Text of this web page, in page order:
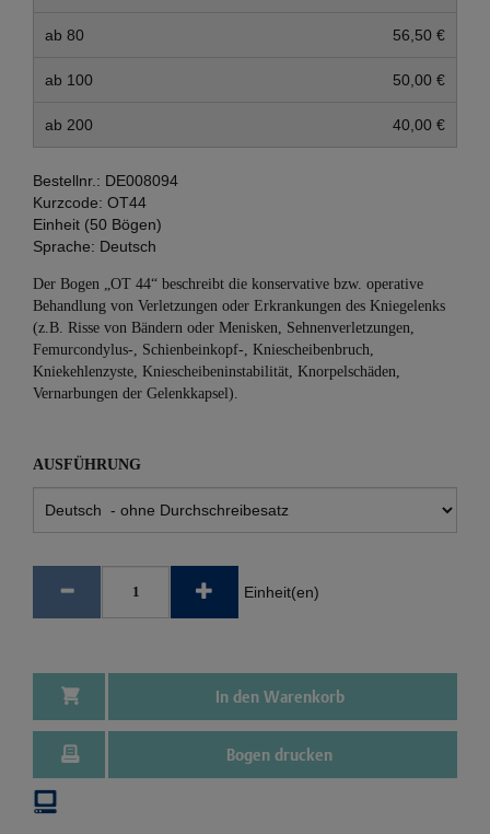
ab 80 56,50 €
ab 100 50,00 €
ab 200 40,00 €
Bestellnr.: DE008094
Kurzcode: OT44
Einheit (50 Bögen)
Sprache: Deutsch
Der Bogen „OT 44“ beschreibt die konservative bzw. operative
Behandlung von Verletzungen oder Erkrankungen des Kniegelenks
(z.B. Risse von Bändern oder Menisken, Sehnenverletzungen,
Femurcondylus-, Schienbeinkopf-, Kniescheibenbruch,
Kniekehlenzyste, Kniescheibeninstabilität, Knorpelschäden,
Vernarbungen der Gelenkkapsel).
AUSFÜHRUNG
Einheit(en)
In den Warenkorb
Bogen drucken